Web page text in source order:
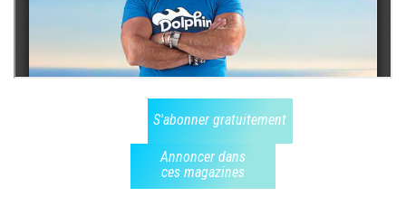
S'abonner gratuitement
Annoncer dans
ces magazines